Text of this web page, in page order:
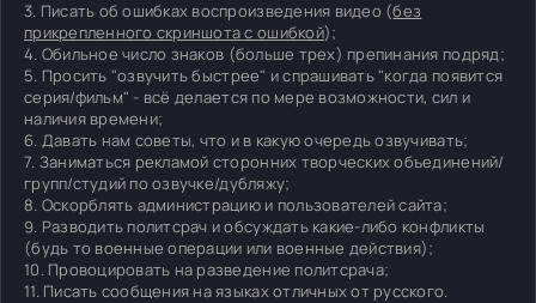
3. Писать об ошибках воспроизведения видео (без
прикрепленного скриншота с ошибкой);
4. Обильное число знаков (больше трех) препинания подряд;
5. Просить "озвучить быстрее" и спрашивать "когда появится
серия/фильм" - всё делается по мере возможности, сил и
наличия времени;
6. Давать нам советы, что и в какую очередь озвучивать;
7. Заниматься рекламой сторонних творческих объединений/
групп/студий по озвучке/дубляжу;
8. Оскорблять администрацию и пользователей сайта;
9. Разводить политсрач и обсуждать какие-либо конфликты
(будь то военные операции или военные действия);
10. Провоцировать на разведение политсрача;
11. Писать сообщения на языках отличных от русского.